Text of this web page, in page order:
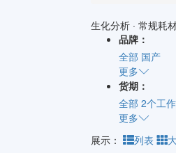
生化分析 · 常规耗
品牌：
全部 国产
更多
货期：
全部 2个工
更多
展示：
列表